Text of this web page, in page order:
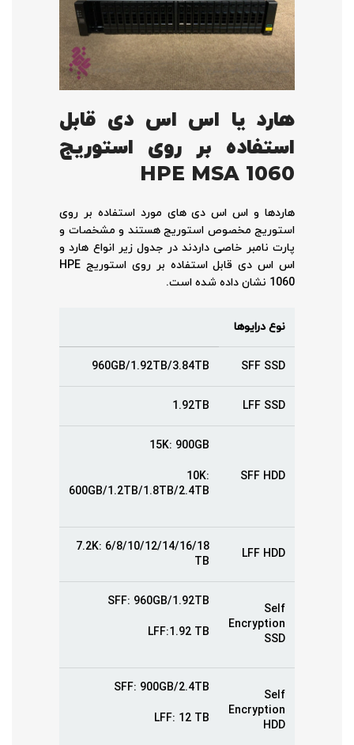
هارد یا اس اس دی قابل
استفاده بر روی استوریج
HPE MSA 1060
هاردها و اس اس دی های مورد استفاده بر روی
استوریج مخصوص استوریج هستند و مشخصات و
پارت نامبر خاصی داردند در جدول زیر انواع هارد و
اس اس دی قابل استفاده بر روی استوریج HPE
1060 نشان داده شده است.
نوع درایوها
SFF SSD
960GB/1.92TB/3.84TB
LFF SSD
1.92TB
SFF HDD
15K: 900GB
10K:
600GB/1.2TB/1.8TB/2.4TB
LFF HDD
7.2K: 6/8/10/12/14/16/18
TB
Self
Encryption
SSD
SFF: 960GB/1.92TB
LFF:1.92 TB
Self
Encryption
HDD
SFF: 900GB/2.4TB
LFF: 12 TB